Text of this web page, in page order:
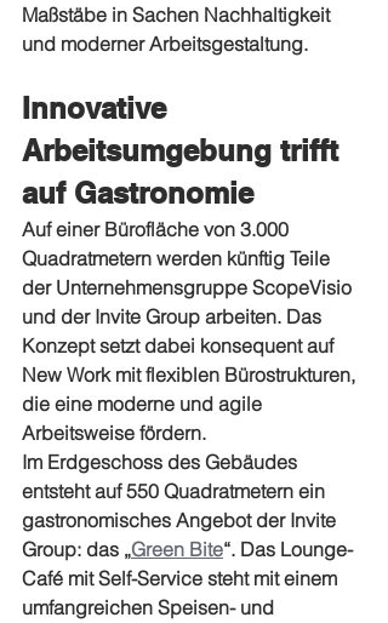
Maßstäbe in Sachen Nachhaltigkeit
und moderner Arbeitsgestaltung.
Innovative
Arbeitsumgebung trifft
auf Gastronomie
Auf einer Bürofläche von 3.000
Quadratmetern werden künftig Teile
der Unternehmensgruppe ScopeVisio
und der Invite Group arbeiten. Das
Konzept setzt dabei konsequent auf
New Work mit flexiblen Bürostrukturen,
die eine moderne und agile
Arbeitsweise fördern.
Im Erdgeschoss des Gebäudes
entsteht auf 550 Quadratmetern ein
gastronomisches Angebot der Invite
Group: das „Green Bite“. Das Lounge-
Café mit Self-Service steht mit einem
umfangreichen Speisen- und